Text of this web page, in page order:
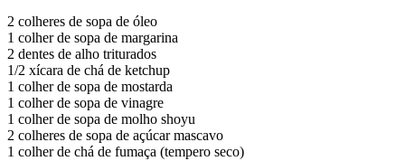
2 colheres de sopa de óleo
1 colher de sopa de margarina
2 dentes de alho triturados
1/2 xícara de chá de ketchup
1 colher de sopa de mostarda
1 colher de sopa de vinagre
1 colher de sopa de molho shoyu
2 colheres de sopa de açúcar mascavo
1 colher de chá de fumaça (tempero seco)